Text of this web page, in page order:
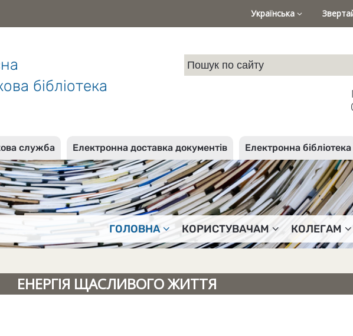
Українська
бібліотека
служба Електронна доставка документів Електронна бібліотека
ГОЛОВНА КОРИСТУВАЧАМ КОЛЕГАМ
ЕНЕРГІЯ ЩАСЛИВОГО ЖИТТЯ